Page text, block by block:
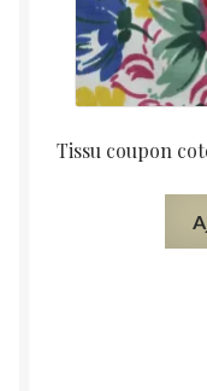
Tissu coupon